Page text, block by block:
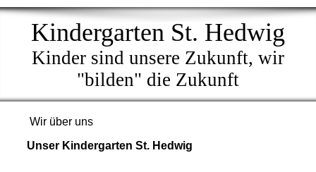
Kindergarten St. Hedwig
Kinder sind unsere Zukunft, wir
"bilden" die Zukunft
Wir über uns
Unser Kindergarten St. Hedwig